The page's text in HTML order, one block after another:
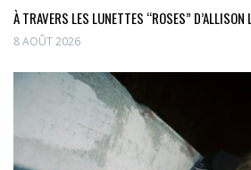
À TRAVERS LES LUNETTES “ROSES” D’ALLISON
8 AOÛT 2026